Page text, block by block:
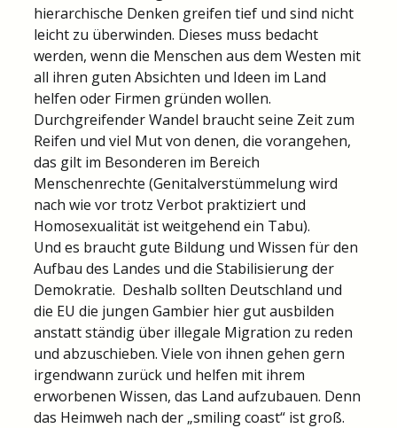
hierarchische Denken greifen tief und sind nicht
leicht zu überwinden. Dieses muss bedacht
werden, wenn die Menschen aus dem Westen mit
all ihren guten Absichten und Ideen im Land
helfen oder Firmen gründen wollen.
Durchgreifender Wandel braucht seine Zeit zum
Reifen und viel Mut von denen, die vorangehen,
das gilt im Besonderen im Bereich
Menschenrechte (Genitalverstümmelung wird
nach wie vor trotz Verbot praktiziert und
Homosexualität ist weitgehend ein Tabu).
Und es braucht gute Bildung und Wissen für den
Aufbau des Landes und die Stabilisierung der
Demokratie. Deshalb sollten Deutschland und
die EU die jungen Gambier hier gut ausbilden
anstatt ständig über illegale Migration zu reden
und abzuschieben. Viele von ihnen gehen gern
irgendwann zurück und helfen mit ihrem
erworbenen Wissen, das Land aufzubauen. Denn
das Heimweh nach der „smiling coast“ ist groß.